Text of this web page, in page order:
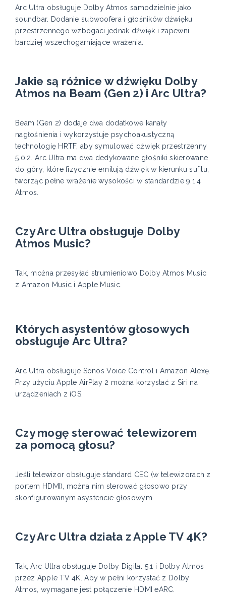
Arc Ultra obsługuje Dolby Atmos samodzielnie jako
soundbar. Dodanie subwoofera i głośników dźwięku
przestrzennego wzbogaci jednak dźwięk i zapewni
bardziej wszechogarniające wrażenia.
Jakie są różnice w dźwięku Dolby
Atmos na Beam (Gen 2) i Arc Ultra?
Beam (Gen 2) dodaje dwa dodatkowe kanały
nagłośnienia i wykorzystuje psychoakustyczną
technologię HRTF, aby symulować dźwięk przestrzenny
5.0.2. Arc Ultra ma dwa dedykowane głośniki skierowane
do góry, które fizycznie emitują dźwięk w kierunku sufitu,
tworząc pełne wrażenie wysokości w standardzie 9.1.4
Atmos.
Czy Arc Ultra obsługuje Dolby
Atmos Music?
Tak, można przesyłać strumieniowo Dolby Atmos Music
z Amazon Music i Apple Music.
Których asystentów głosowych
obsługuje Arc Ultra?
Arc Ultra obsługuje Sonos Voice Control i Amazon Alexę.
Przy użyciu Apple AirPlay 2 można korzystać z Siri na
urządzeniach z iOS.
Czy mogę sterować telewizorem
za pomocą głosu?
Jeśli telewizor obsługuje standard CEC (w telewizorach z
portem HDMI), można nim sterować głosowo przy
skonfigurowanym asystencie głosowym.
Czy Arc Ultra działa z Apple TV 4K?
Tak, Arc Ultra obsługuje Dolby Digital 5.1 i Dolby Atmos
przez Apple TV 4K. Aby w pełni korzystać z Dolby
Atmos, wymagane jest połączenie HDMI eARC.